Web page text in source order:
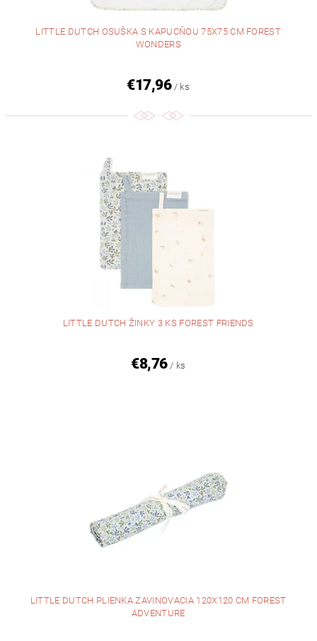
LITTLE DUTCH OSUŠKA S KAPUCŇOU 75X75 CM FOREST
WONDERS
€17,96 / ks
LITTLE DUTCH ŽINKY 3 KS FOREST FRIENDS
€8,76 / ks
LITTLE DUTCH PLIENKA ZAVINOVACIA 120X120 CM FOREST
ADVENTURE